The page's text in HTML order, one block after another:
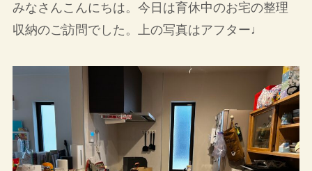
みなさんこんにちは。今日は育休中のお宅の整理
収納のご訪問でした。上の写真はアフター♩